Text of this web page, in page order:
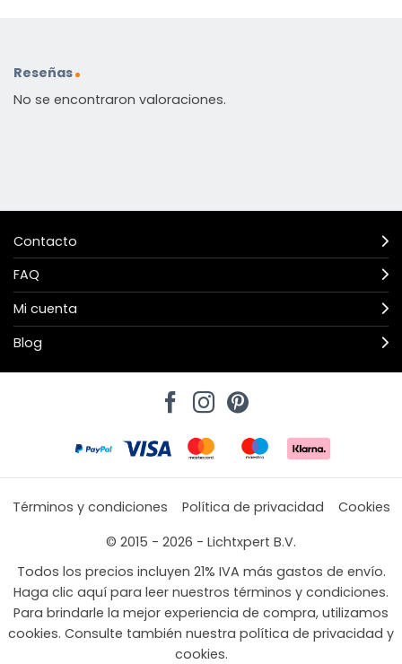
Reseñas
No se encontraron valoraciones.
Contacto
FAQ
Mi cuenta
Blog
Términos y condiciones Política de privacidad
Cookies
© 2015 - 2026 - Lichtxpert B.V.
Todos los precios incluyen 21% IVA más gastos de envío.
Haga clic aquí para leer nuestros términos y condiciones.
Para brindarle la mejor experiencia de compra, utilizamos
cookies. Consulte también nuestra política de privacidad y
cookies.